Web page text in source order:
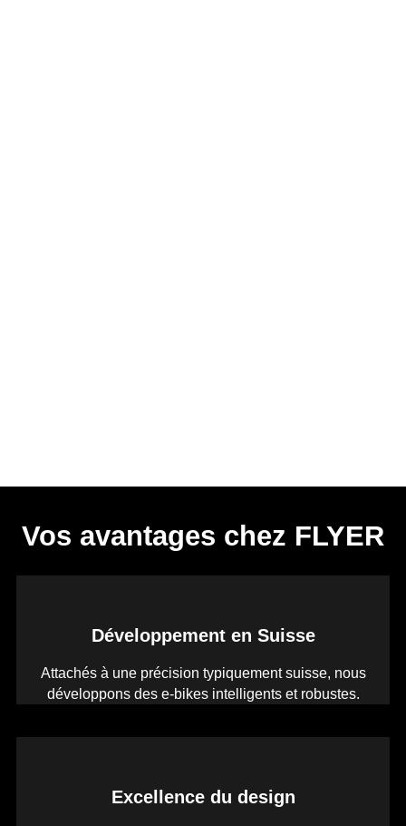
Vos avantages chez FLYER
Développement en Suisse
Attachés à une précision typiquement suisse, nous
développons des e-bikes intelligents et robustes.
Excellence du design